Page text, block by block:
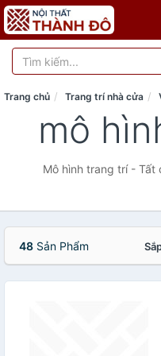
Trang chủ Trang trí nhà cửa
mô
Mô hình trang trí - Tất
48 Sản Phẩm